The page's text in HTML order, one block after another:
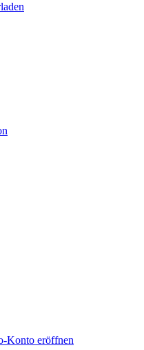
Konto eröffnen